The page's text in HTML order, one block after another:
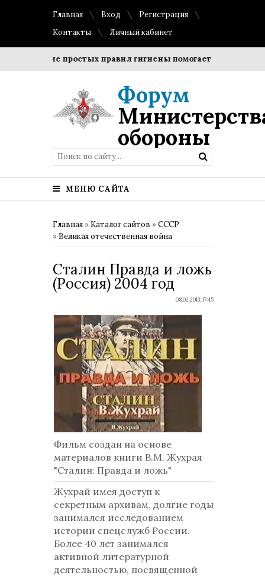
Главная Вход
Регистрация
Контакты
Личный кабинет
простых правил гигиены помогает сохранить
Форум
обороны
МЕНЮ САЙТА
Главная » Каталог сайтов »СССР
» Великая отечественная война
Сталин Правда и ложь
(Россия) 2004 год
08.02.2013, 17:45
Фильм создан на основе
материалов книги В.М. Жухрая
"Сталин: Правда и ложь"
Жухрай имея доступ к
секретным архивам, долгие годы
занимался исследованием
истории спецслужб России.
Более 40 лет занимался
активной литературной
деятельностью, посвященной